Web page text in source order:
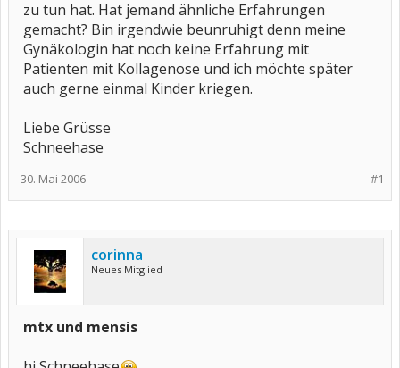
zu tun hat. Hat jemand ähnliche Erfahrungen
gemacht? Bin irgendwie beunruhigt denn meine
Gynäkologin hat noch keine Erfahrung mit
Patienten mit Kollagenose und ich möchte später
auch gerne einmal Kinder kriegen.
Liebe Grüsse
Schneehase
#1
30. Mai 2006
corinna
Neues Mitglied
mtx und mensis